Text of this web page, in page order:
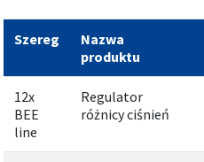
Szereg
Nazwa
produktu
12x
BEE
line
Regulator
różnicy ciśnień